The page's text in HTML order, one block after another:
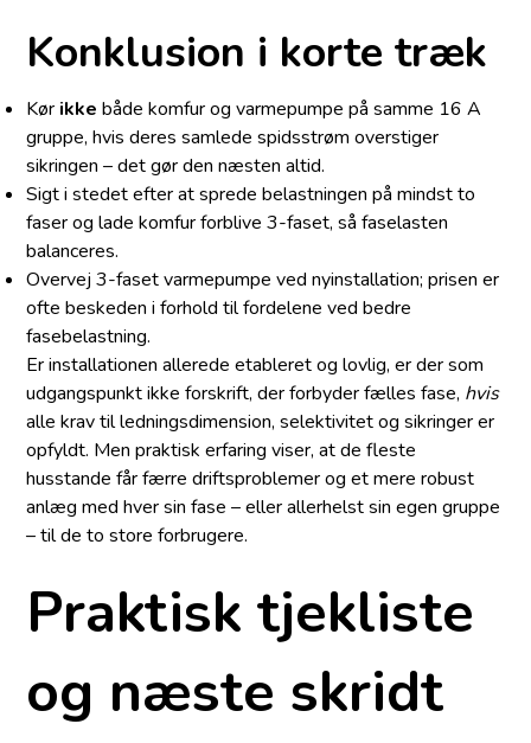
Konklusion i korte træk
Kør ikke både komfur og varmepumpe på samme 16 A
gruppe, hvis deres samlede spidsstrøm overstiger
sikringen – det gør den næsten altid.
Sigt i stedet efter at sprede belastningen på mindst to
faser og lade komfur forblive 3-faset, så faselasten
balanceres.
Overvej 3-faset varmepumpe ved nyinstallation; prisen er
ofte beskeden i forhold til fordelene ved bedre
fasebelastning.
Er installationen allerede etableret og lovlig, er der som
udgangspunkt ikke forskrift, der forbyder fælles fase, hvis
alle krav til ledningsdimension, selektivitet og sikringer er
opfyldt. Men praktisk erfaring viser, at de fleste
husstande får færre driftsproblemer og et mere robust
anlæg med hver sin fase – eller allerhelst sin egen gruppe
– til de to store forbrugere.
Praktisk tjekliste
og næste skridt